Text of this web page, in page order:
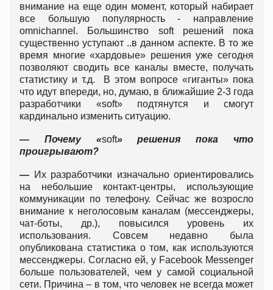
внимание на еще один момент, который набирает
все большую популярность - направление
omnichannel. Большинство soft решений пока
существенно уступают ..в данном аспекте. В то же
время многие «хардовые» решения уже сегодня
позволяют сводить все каналы вместе, получать
статистику и т.д. В этом вопросе «гиганты» пока
что идут впереди, но, думаю, в ближайшие 2-3 года
разработчики «soft» подтянутся и смогут
кардинально изменить ситуацию.
— Почему «soft» решения пока что
проигрывают?
— Их разработчики изначально ориентировались
на небольшие контакт-центры, использующие
коммуникации по телефону. Сейчас же возросло
внимание к неголосовым каналам (мессенджеры,
чат-боты, др.), повысился уровень их
использования. Совсем недавно была
опубликована статистика о том, как используются
мессенджеры. Согласно ей, у Facebook Messenger
больше пользователей, чем у самой социальной
сети. Причина – в том, что человек не всегда может